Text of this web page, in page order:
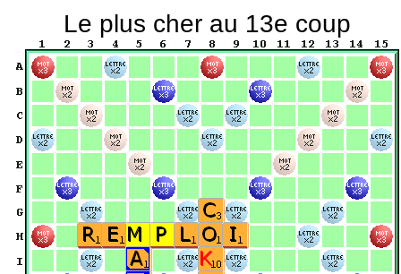
Le plus cher au 13e coup